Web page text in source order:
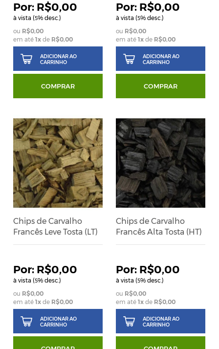
R$0,00
à vista (5% desc.)
R$0,00
em até1x de R$0,00
ADICIONAR AO
CARRINHO
COMPRAR
R$0,00
à vista (5% desc.)
R$0,00
em até 1xde R$0,00
ADICIONAR AO
CARRINHO
COMPRAR
Chips de Carvalho
Francês Leve Tosta (LT)
R$0,00
à vista (5% desc.)
R$0,00
em até1x de R$0,00
ADICIONAR AO
CARRINHO
Chips de Carvalho
Francês Alta Tosta (HT)
R$0,00
à vista (5% desc.)
R$0,00
em até 1xde R$0,00
ADICIONAR AO
CARRINHO